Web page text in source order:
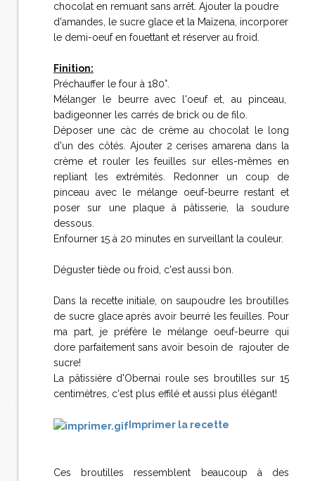
chocolat en remuant sans arrêt. Ajouter la poudre
d'amandes, le sucre glace et la Maïzena, incorporer
le demi-oeuf en fouettant et réserver au froid.
Finition:
Préchauffer le four à 180°.
Mélanger le beurre avec l'oeuf et, au pinceau,
badigeonner les carrés de brick ou de filo.
Déposer une càc de crème au chocolat le long
d'un des côtés. Ajouter 2 cerises amarena dans la
crème et rouler les feuilles sur elles-mêmes en
repliant les extrémités. Redonner un coup de
pinceau avec le mélange oeuf-beurre restant et
poser sur une plaque à pâtisserie, la soudure
dessous.
Enfourner 15 à 20 minutes en surveillant la couleur.
Déguster tiède ou froid, c'est aussi bon.
Dans la recette initiale, on saupoudre les broutilles
de sucre glace après avoir beurré les feuilles. Pour
ma part, je préfère le mélange oeuf-beurre qui
dore parfaitement sans avoir besoin de rajouter de
sucre!
La pâtissière d'Obernai roule ses broutilles sur 15
centimètres, c'est plus effilé et aussi plus élégant!
Imprimer la recette
Ces broutilles ressemblent beaucoup à des